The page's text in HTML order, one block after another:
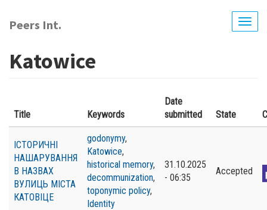
до
основного
Peers Int.
Katowice
Title Keywords
Date
submitted
State
ІСТОРИЧНІ
НАШАРУВАННЯ
В НАЗВАХ
ВУЛИЦЬ МІСТА
КАТОВІЦЕ
godonymy,
Katowice,
historical memory,
decommunization,
toponymic policy,
Identity
31.10.2025
- 06:35
Accepted